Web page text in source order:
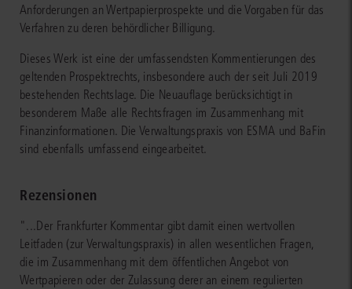
Anforderungen an Wertpapierprospekte und die Vorgaben für das
Verfahren zu deren behördlicher Billigung.
Dieses Werk ist eine der umfassendsten Kommentierungen des
geltenden Prospektrechts, insbesondere auch der seit Juli 2019
bestehenden Rechtslage. Die Neuauflage berücksichtigt in
besonderem Maße alle Rechtsfragen im Zusammenhang mit
Finanzinformationen. Die Verwaltungspraxis von ESMA und BaFin
sind ebenfalls umfassend eingearbeitet.
Rezensionen
"...Der Frankfurter Kommentar gibt damit einen wertvollen
Leitfaden (zur Verwaltungspraxis) in allen wesentlichen Fragen,
die im Zusammenhang mit dem öffentlichen Angebot von
Wertpapieren oder der Zulassung derer an einem regulierten